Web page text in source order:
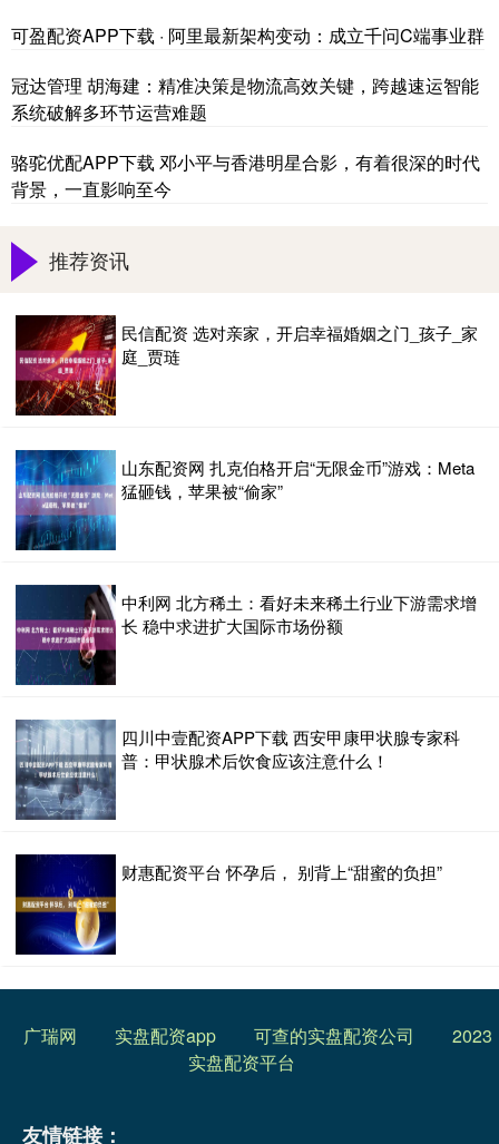
可盈配资APP下载 · 阿里最新架构变动：成立千问C端事业群
冠达管理 胡海建：精准决策是物流高效关键，跨越速运智能
系统破解多环节运营难题
骆驼优配APP下载 邓小平与香港明星合影，有着很深的时代
背景，一直影响至今
推荐资讯
民信配资 选对亲家，开启幸福婚姻之门_孩子_家
庭_贾琏
山东配资网 扎克伯格开启“无限金币”游戏：Meta
猛砸钱，苹果被“偷家”
中利网 北方稀土：看好未来稀土行业下游需求增
长 稳中求进扩大国际市场份额
四川中壹配资APP下载 西安甲康甲状腺专家科
普：甲状腺术后饮食应该注意什么！
财惠配资平台 怀孕后， 别背上“甜蜜的负担”
广瑞网 实盘配资app 可查的实盘配资公司
2023
实盘配资平台
友情链接：